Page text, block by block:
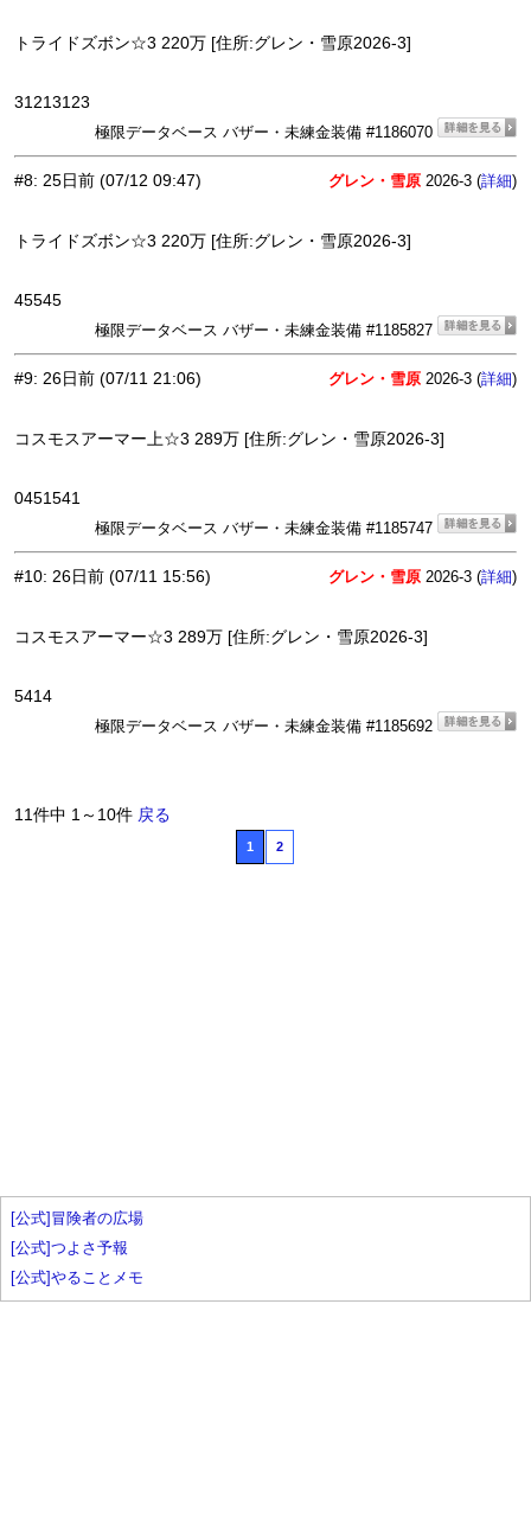
トライドズボン☆3 220万 [住所:グレン・雪原2026-3]
31213123
極限データベース バザー・未練金装備 #1186070
#8: 25日前 (07/12 09:47) グレン・雪原 2026-3 (詳細)
トライドズボン☆3 220万 [住所:グレン・雪原2026-3]
45545
極限データベース バザー・未練金装備 #1185827
#9: 26日前 (07/11 21:06) グレン・雪原 2026-3 (詳細)
コスモスアーマー上☆3 289万 [住所:グレン・雪原2026-3]
0451541
極限データベース バザー・未練金装備 #1185747
#10: 26日前 (07/11 15:56) グレン・雪原 2026-3 (詳細)
コスモスアーマー☆3 289万 [住所:グレン・雪原2026-3]
5414
極限データベース バザー・未練金装備 #1185692
11件中 1～10件 戻る
1 2
[公式]冒険者の広場
[公式]つよさ予報
[公式]やることメモ